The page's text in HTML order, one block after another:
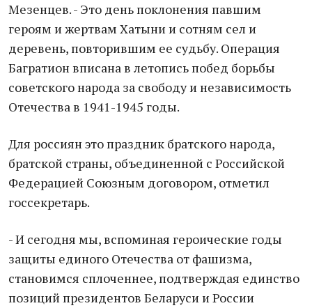
Мезенцев. - Это день поклонения павшим
героям и жертвам Хатыни и сотням сел и
деревень, повторившим ее судьбу. Операция
Багратион вписана в летопись побед борьбы
советского народа за свободу и независимость
Отечества в 1941-1945 годы.
Для россиян это праздник братского народа,
братской страны, объединенной с Российской
Федерацией Союзным договором, отметил
госсекретарь.
- И сегодня мы, вспоминая героические годы
защиты единого Отечества от фашизма,
становимся сплоченнее, подтверждая единство
позиций президентов Беларуси и России